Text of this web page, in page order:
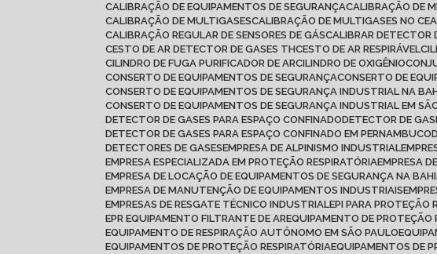
CALIBRAÇÃO DE EQUIPAMENTOS DE SEGURANÇA CALIBRAÇÃO DE
CALIBRAÇÃO DE MULTIGASES CALIBRAÇÃO DE MULTIGASES NO
CALIBRAÇÃO REGULAR DE SENSORES DE GÁS CALIBRAR DETECTOR
CESTO DE AR DETECTOR DE GASES TH CESTO DE AR RESPIRÁVEL
CILINDRO DE FUGA PURIFICADOR DE AR CILINDRO DE OXIGÊNIO
CONSERTO DE EQUIPAMENTOS DE SEGURANÇA CONSERTO DE
CONSERTO DE EQUIPAMENTOS DE SEGURANÇA INDUSTRIAL NA
CONSERTO DE EQUIPAMENTOS DE SEGURANÇA INDUSTRIAL EM
DETECTOR DE GASES PARA ESPAÇO CONFINADO DETECTOR DE
DETECTOR DE GASES PARA ESPAÇO CONFINADO EM PERNAMBUCO
DETECTORES DE GASES EMPRESA DE ALPINISMO INDUSTRIAL
EMPRESA ESPECIALIZADA EM PROTEÇÃO RESPIRATÓRIA EMPRESA
EMPRESA DE LOCAÇÃO DE EQUIPAMENTOS DE SEGURANÇA NA
EMPRESA DE MANUTENÇÃO DE EQUIPAMENTOS INDUSTRIAIS
EMPRESAS DE RESGATE TÉCNICO INDUSTRIAL EPI PARA PROTEÇÃO
EPR EQUIPAMENTO FILTRANTE DE AR EQUIPAMENTO DE
EQUIPAMENTO DE RESPIRAÇÃO AUTÔNOMO EM SÃO PAULO
EQUIPAMENTOS DE PROTEÇÃO RESPIRATÓRIA EQUIPAMENTOS DE